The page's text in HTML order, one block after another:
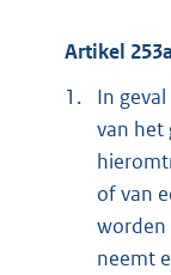
Artikel 253a
1.
In
van het
of van
worden
neemt